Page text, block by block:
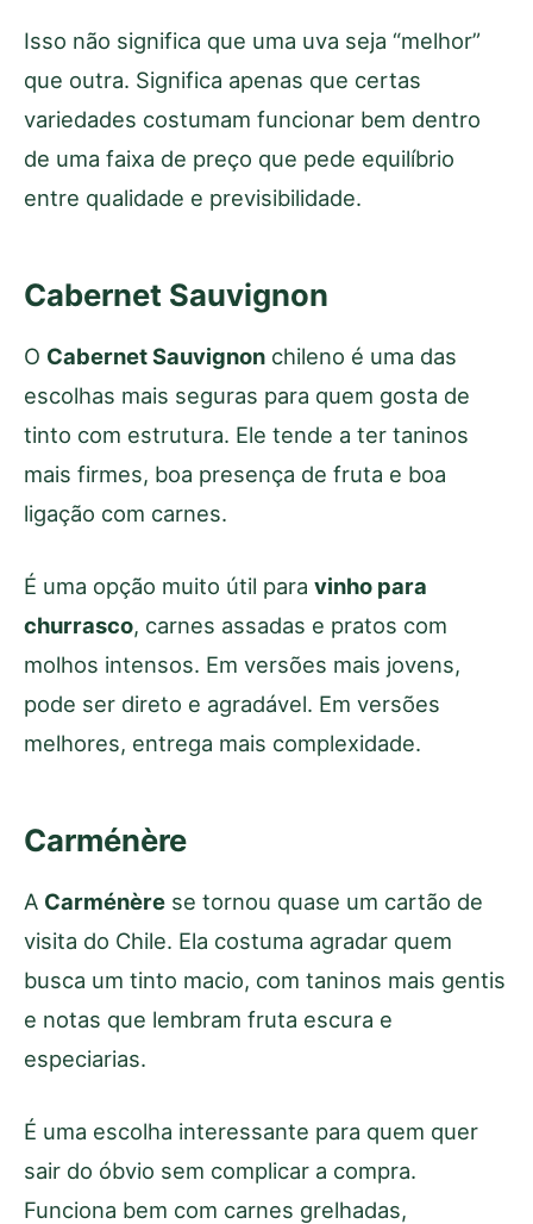
Isso não significa que uma uva seja “melhor”
que outra. Significa apenas que certas
variedades costumam funcionar bem dentro
de uma faixa de preço que pede equilíbrio
entre qualidade e previsibilidade.
Cabernet Sauvignon
O Cabernet Sauvignon chileno é uma das
escolhas mais seguras para quem gosta de
tinto com estrutura. Ele tende a ter taninos
mais firmes, boa presença de fruta e boa
ligação com carnes.
É uma opção muito útil para vinho para
churrasco, carnes assadas e pratos com
molhos intensos. Em versões mais jovens,
pode ser direto e agradável. Em versões
melhores, entrega mais complexidade.
Carménère
A Carménère se tornou quase um cartão de
visita do Chile. Ela costuma agradar quem
busca um tinto macio, com taninos mais gentis
e notas que lembram fruta escura e
especiarias.
É uma escolha interessante para quem quer
sair do óbvio sem complicar a compra.
Funciona bem com carnes grelhadas,